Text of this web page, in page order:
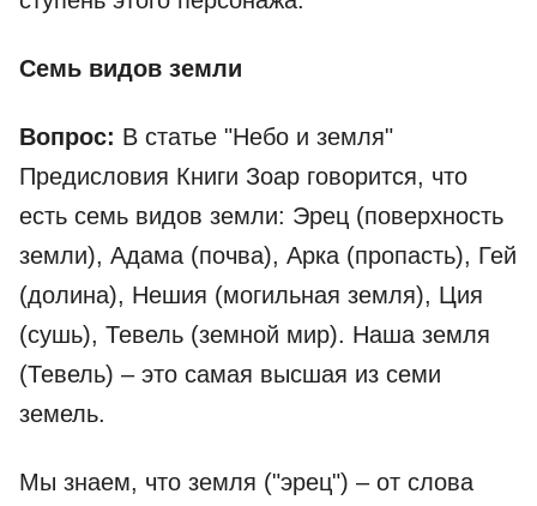
Семь видов земли
Вопрос: В статье "Небо и земля"
Предисловия Книги Зоар говорится, что
есть семь видов земли: Эрец (поверхность
земли), Адама (почва), Арка (пропасть), Гей
(долина), Нешия (могильная земля), Ция
(сушь), Тевель (земной мир). Наша земля
(Тевель) – это самая высшая из семи
земель.
Мы знаем, что земля ("эрец") – от слова